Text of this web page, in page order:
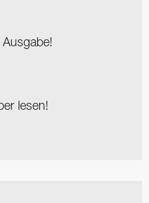
Ausgabe!
lesen!